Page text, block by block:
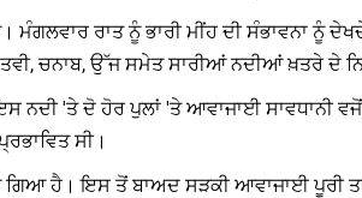
ਰਾਤ ਨੂੰ ਭਾਰੀ ਮੀਂਹ ਦੀ ਸੰਭਾਵਨਾ ਨੂੰ
ਤਵੀ, ਚਨਾਬ, ਉੱਜ ਸਮੇਤ ਸਾਰੀਆਂ ਨਦੀਆਂ ਖ਼ਤਰੇ ਦੇ
ਨਦੀ 'ਤੇ ਦੋ ਹੋਰ ਪੁਲਾਂ 'ਤੇ ਆਵਾਜਾਈ
ਸੀ।
ਹੈ। ਇਸ ਤੋਂ ਬਾਅਦ ਸੜਕੀ ਆਵਾਜਾਈ ਪੂਰੀ